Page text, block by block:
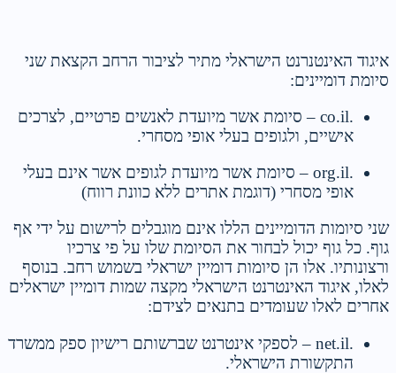
איגוד האינטנרנט הישראלי מתיר לציבור הרחב הקצאת שני
סיומת דומיינים:
.co.il – סיומת אשר מיועדת לאנשים פרטיים, לצרכים
אישיים, ולגופים בעלי אופי מסחרי.
.org.il – סיומת אשר מיועדת לגופים אשר אינם בעלי
אופי מסחרי (דוגמת אתרים ללא כוונת רווח)
שני סיומות הדומיינים הללו אינם מוגבלים לרישום על ידי אף
גוף. כל גוף יכול לבחור את הסיומת שלו על פי צרכיו
ורצונותיו. אלו הן סיומות דומיין ישראלי בשמוש רחב. בנוסף
לאלו, איגוד האינטרנט הישראלי מקצה שמות דומיין ישראלים
אחרים לאלו שעומדים בתנאים לצידם:
.net.il – לספקי אינטרנט שברשותם רישיון ספק ממשרד
התקשורת הישראלי.